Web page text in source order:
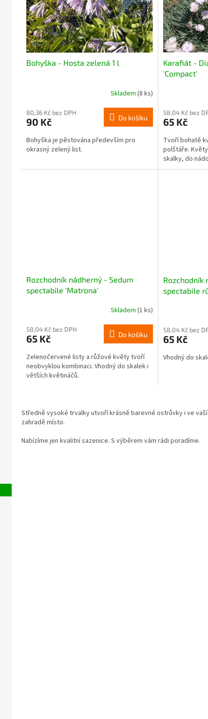
p
Bohyška - Hosta zelená 1 l
Skladem (8 ks)
80,36 Kč bez DPH
90 Kč Do košíku
Bohyška je pěstována především pro
okrasný zelený list.
Karafiát -
'Compact'
58,04 Kč bez
65 Kč
Tvoří bohatě
polštáře.
skalky, do
Rozchodník nádherný - Sedum
spectabile 'Matrona'
Skladem (1 ks)
58,04 Kč bez DPH
65 Kč Do košíku
Zelenočervené listy a růžové květy tvoří
neobvyklou kombinaci. Vhodný do skalek i
větších květináčů.
Rozchodník
spectabile
58,04 Kč bez
65 Kč
Vhodný do
Středně vysoké trvalky utvoří krásně barevné ostrůvky i ve
zahradě místo.
Nabízíme jen kvalitní sazenice. S výběrem vám rádi poradíme.